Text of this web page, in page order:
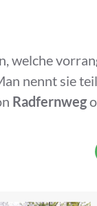
welche
nennt sie
Radfernweg